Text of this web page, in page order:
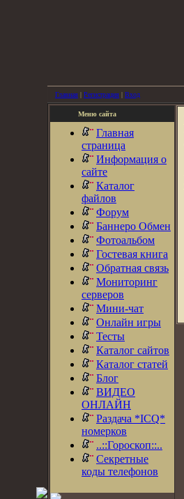
Главная | Регистрация | Вход
Меню сайта
Главная
страница
Информация о
сайте
Каталог
файлов
Форум
Баннеро Обмен
Фотоальбом
Гостевая книга
Обратная связь
Мониторинг
серверов
Мини-чат
Онлайн игры
Тесты
Каталог сайтов
Каталог статей
Блог
ВИДЕО
ОНЛАЙН
Раздача *ICQ*
номерков
..::Гороскоп::..
Секретные
коды телефонов